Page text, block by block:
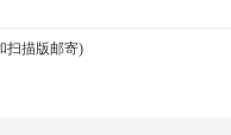
扫描版邮寄)